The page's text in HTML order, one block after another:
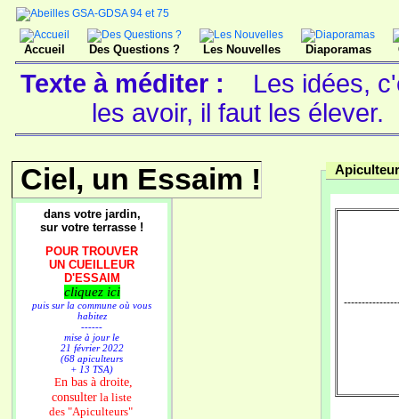
Accueil Des Questions ? Les Nouvelles Diaporamas
Texte à méditer :
Les idées,
les avoir, il faut les élever.
Ciel, un Essaim !
dans votre jardin,
sur votre terrasse !
POUR TROUVER
UN CUEILLEUR
D'ESSAIM
cliquez ici
puis sur la commune où vous
habitez
------
mise à jour le
21 février 2022
(68 apiculteurs
+ 13 TSA)
En bas à droite,
consulter la liste
des "Apiculteurs"